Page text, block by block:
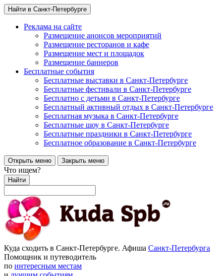
Найти в Санкт-Петербурге
Реклама на сайте
Размещение анонсов мероприятий
Размещение ресторанов и кафе
Размещение мест и площадок
Размещение баннеров
Бесплатные события
Бесплатные выставки в Санкт-Петербурге
Бесплатные фестивали в Санкт-Петербурге
Бесплатно с детьми в Санкт-Петербурге
Бесплатный активный отдых в Санкт-Петербурге
Бесплатная музыка в Санкт-Петербурге
Бесплатные шоу в Санкт-Петербурге
Бесплатные праздники в Санкт-Петербурге
Бесплатное образование в Санкт-Петербурге
Открыть меню Закрыть меню
Что ищем?
Найти
Куда сходить в Санкт-Петербурге. Афиша Санкт-Петербурга
Помощник и путеводитель
по интересным местам